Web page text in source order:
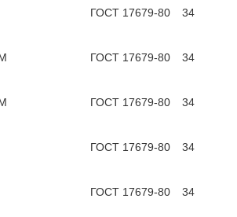
ГОСТ 17679-80 34
ГОСТ 17679-80 34
ГОСТ 17679-80 34
ГОСТ 17679-80 34
ГОСТ 17679-80 34